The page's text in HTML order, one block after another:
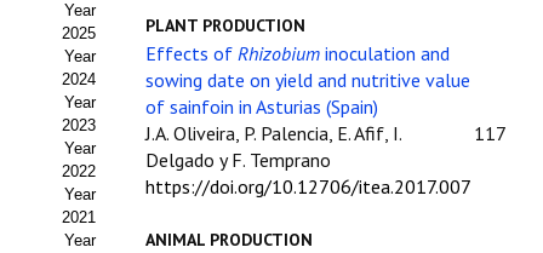
Estatutos
Hacerse socio
Noticias
Galería de Fotos
Web AIDA 2.0
Year
2025
Year
2024
Year
2023
Year
2022
Year
2021
Year
PLANT PRODUCTION
Effects of Rhizobium inoculation and
sowing date on yield and nutritive value
of sainfoin in Asturias (Spain)
J.A. Oliveira, P. Palencia, E. Afif, I.
Delgado y F. Temprano
https://doi.org/10.12706/itea.2017.007
117
ANIMAL PRODUCTION